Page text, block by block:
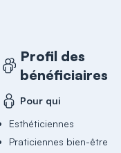
Profil des
bénéficiaires
Pour qui
Esthéticiennes
Praticiennes bien-être